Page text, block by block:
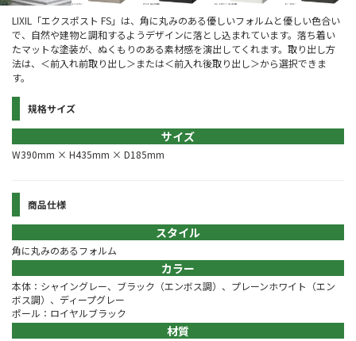
LIXIL「エクスポスト FS」は、角に丸みのある優しいフォルムと優しい色合い
で、自然や建物と調和するようデザインに落とし込まれています。落ち着い
たマットな塗装が、ぬくもりのある素材感を演出してくれます。取り出し方
法は、＜前入れ前取り出し＞または＜前入れ後取り出し＞から選択できま
す。
規格サイズ
サイズ
W390mm × H435mm × D185mm
商品仕様
スタイル
角に丸みのあるフォルム
カラー
本体：シャイングレー、ブラック（エンボス調）、プレーンホワイト（エン
ボス調）、ディープグレー
ポール：ロイヤルブラック
材質